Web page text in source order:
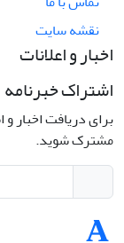
نقشه سایت
اخبار و اعلانات
اشتراک خبرنامه
برای دریافت اخبار
مشترک شوید.